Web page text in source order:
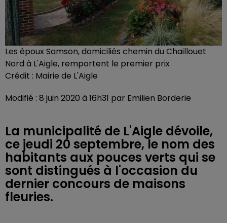
Les époux Samson, domiciliés chemin du Chaillouet
Nord à L'Aigle, remportent le premier prix
Crédit : Mairie de L'Aigle
Modifié : 8 juin 2020 à 16h31 par Emilien Borderie
La municipalité de L'Aigle dévoile,
ce jeudi 20 septembre, le nom des
habitants aux pouces verts qui se
sont distingués à l'occasion du
dernier concours de maisons
fleuries.